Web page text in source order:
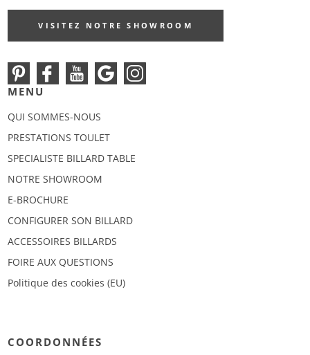
VISITEZ NOTRE SHOWROOM
MENU
QUI SOMMES-NOUS
PRESTATIONS TOULET
SPECIALISTE BILLARD TABLE
NOTRE SHOWROOM
E-BROCHURE
CONFIGURER SON BILLARD
ACCESSOIRES BILLARDS
FOIRE AUX QUESTIONS
Politique des cookies (EU)
COORDONNÉES